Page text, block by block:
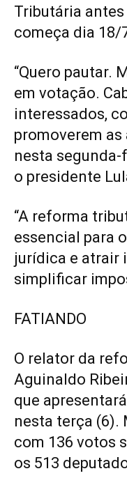
Tributária
começa dia 18/
“Quero pautar.
em votação.
interessados,
promoverem
nesta segunda-
o presidente
“A reforma
essencial para
jurídica e atrair
simplificar
FATIANDO
O relator da
Aguinaldo
que
nesta terça (6).
com 136 votos
os 513